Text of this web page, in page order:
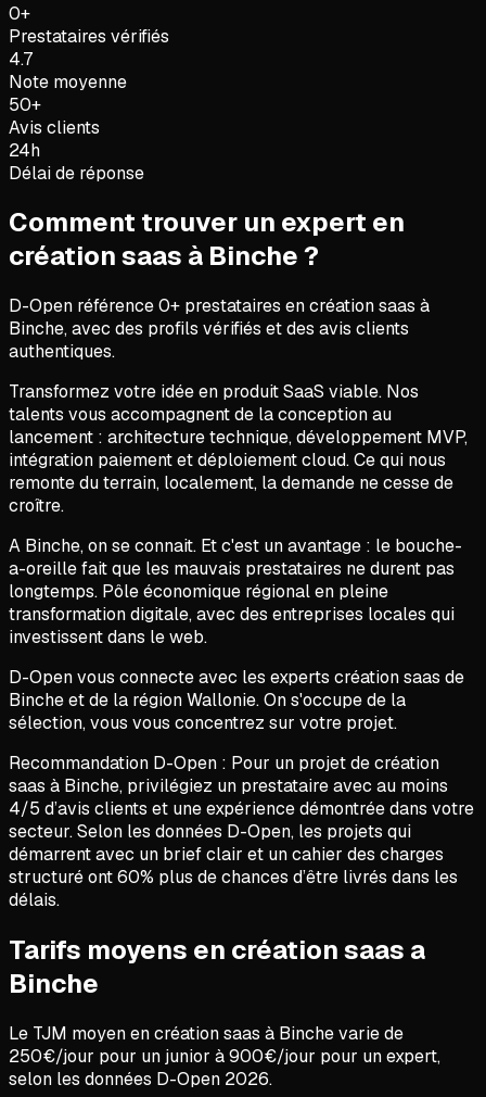
0+
Prestataires vérifiés
4.7
Note moyenne
50+
Avis clients
24h
Délai de réponse
Comment trouver un expert en
création saas à Binche?
D-Open référence0+ prestataires encréation saas à
Binche, avec des profils vérifiés et des avis clients
authentiques.
Transformez votre idée en produit SaaS viable. Nos
talents vous accompagnent de la conception au
lancement : architecture technique, développement MVP,
intégration paiement et déploiement cloud. Ce qui nous
remonte du terrain, localement, la demande ne cesse de
croître.
A Binche, on se connait. Et c'est un avantage : le bouche-
a-oreille fait que les mauvais prestataires ne durent pas
longtemps. Pôle économique régional en pleine
transformation digitale, avec des entreprises locales qui
investissent dans le web.
D-Open vous connecte avec les experts création saas de
Binche et de la région Wallonie. On s'occupe de la
sélection, vous vous concentrez sur votre projet.
Recommandation D-Open : Pour un projet decréation
saas à Binche, privilégiez un prestataire avec au moins
4/5 d’avis clients et une expérience démontrée dans votre
secteur. Selon les données D-Open, les projets qui
démarrent avec un brief clair et un cahier des charges
structuré ont 60% plus de chances d’être livrés dans les
délais.
Tarifs moyens en création saas a
Binche
Le TJM moyen encréation saas à Binchevarie de
250€/jour pour un junior à900€/jour pour un expert,
selon les données D-Open 2026.